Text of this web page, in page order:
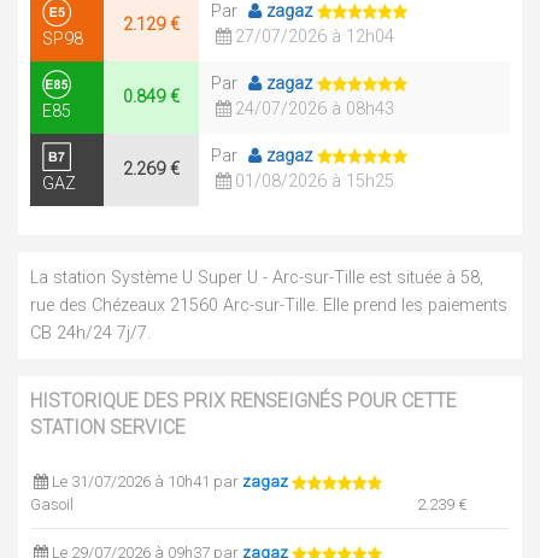
SP98
2.129 €
Par
zagaz
27/07/2026 à 12h04
E85
0.849 €
Par
zagaz
24/07/2026 à 08h43
GAZ
2.269 €
Par
zagaz
01/08/2026 à 15h25
La station Système U Super U - Arc-sur-Tille est située à 58,
rue des Chézeaux 21560 Arc-sur-Tille. Elle prend les paiements
CB 24h/24 7j/7.
HISTORIQUE DES PRIX RENSEIGNÉS POUR CETTE
STATION SERVICE
Le 31/07/2026 à 10h41 par zagaz
Gasoil
2.239 €
Le 29/07/2026 à 09h37 par zagaz